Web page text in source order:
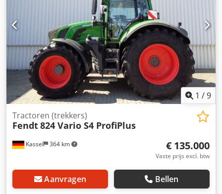
1 /9
Kassel 364 km
Tractoren (trekkers)
Fendt824 Vario S4 ProfiPlus
€ 135.000
Vaste prijs excl. btw
Aanvragen Bellen